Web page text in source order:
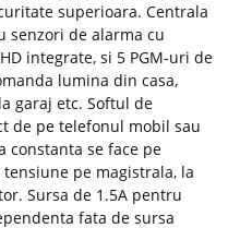
superioara. Centrala
senzori de alarma cu
integrate, si 5 PGM-uri de
lumina din casa,
garaj etc. Softul de
de pe telefonul mobil sau
constanta se face pe
pe magistrala, la
Sursa de 1.5A pentru
fata de sursa